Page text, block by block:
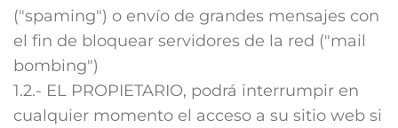
("spaming") o envío de grandes mensajes con
el fin de bloquear servidores de la red ("mail
bombing")
1.2.- EL PROPIETARIO, podrá interrumpir en
cualquier momento el acceso a su sitio web si